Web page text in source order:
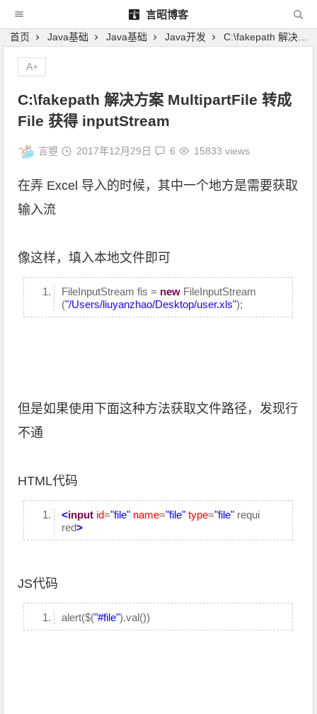
言昭博客
首页 Java基础 Java基础 Java开发 C:\fakepath 解决方案 MultipartFile 转成 File 获得 inputStream
C:\fakepath 解决方案 MultipartFile 转成
File 获得 inputStream
言曌 2017年12月29日 6 15833 views
在弄 Excel 导入的时候，其中一个地方是需要获取
输入流
像这样，填入本地文件即可
FileInputStream fis = new FileInputStream
("/Users/liuyanzhao/Desktop/user.xls");
但是如果使用下面这种方法获取文件路径，发现行
不通
HTML代码
<input id="file" name="file" type="file" requi
red>
JS代码
alert($("#file").val())
A+